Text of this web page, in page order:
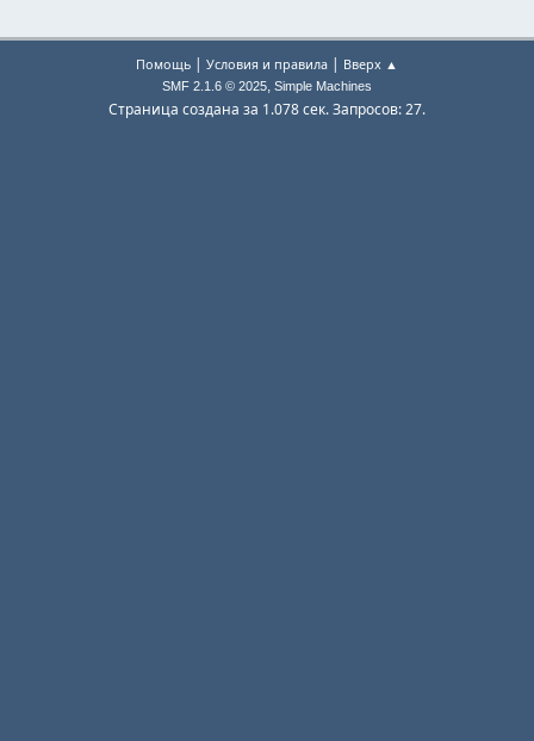
Помощь | Условия и правила | Вверх ▲
SMF 2.1.6 © 2025, Simple Machines
Страница создана за 1.078 сек. Запросов: 27.